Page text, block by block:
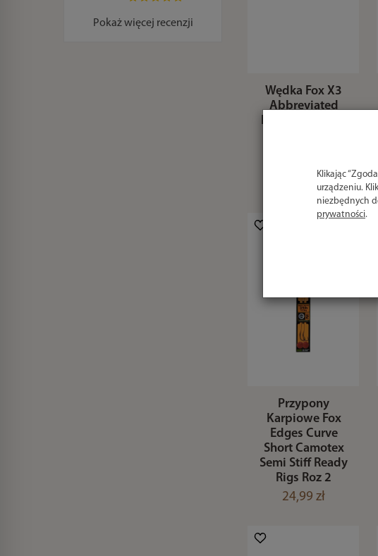
Wędka Fox X3
Abbreviated
Handle 12ft 3lb
Przypony
Karpiowe Fox
Edges Curve
Short Camotex
Semi Stiff Ready
Rigs Roz 2
24,99 zł
Pokaż więcej recenzji
Klikając
urządzeniu.
niezbędnych
prywatności.